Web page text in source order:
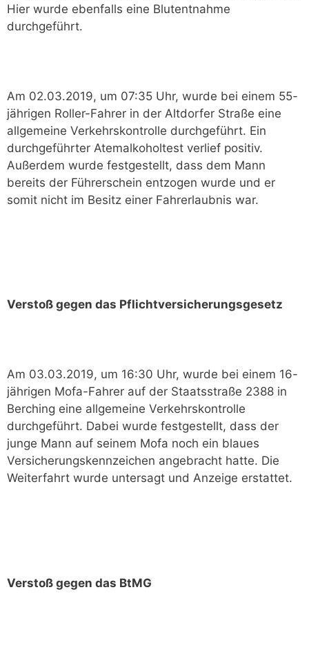
Hier wurde ebenfalls eine Blutentnahme
durchgeführt.
Am 02.03.2019, um 07:35 Uhr, wurde bei einem 55-
jährigen Roller-Fahrer in der Altdorfer Straße eine
allgemeine Verkehrskontrolle durchgeführt. Ein
durchgeführter Atemalkoholtest verlief positiv.
Außerdem wurde festgestellt, dass dem Mann
bereits der Führerschein entzogen wurde und er
somit nicht im Besitz einer Fahrerlaubnis war.
Verstoß gegen das Pflichtversicherungsgesetz
Am 03.03.2019, um 16:30 Uhr, wurde bei einem 16-
jährigen Mofa-Fahrer auf der Staatsstraße 2388 in
Berching eine allgemeine Verkehrskontrolle
durchgeführt. Dabei wurde festgestellt, dass der
junge Mann auf seinem Mofa noch ein blaues
Versicherungskennzeichen angebracht hatte. Die
Weiterfahrt wurde untersagt und Anzeige erstattet.
Verstoß gegen das BtMG